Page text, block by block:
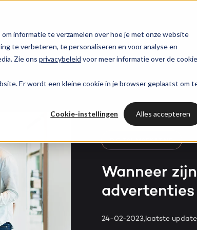
informatie te verzamelen over hoe je met onze website
te verbeteren, te personaliseren en voor analyse en
Zie ons privacybeleid voor meer informatie over de
Er wordt een kleine cookie in je browser geplaatst om
Cookie-instellingen Alles accepteren
HubSpot websites
Modules & templates
Growth-driven design
HubSpot partner
Awards
Gratis
HUBSPOT NIEUWSBRIEF
Op de hoogte
HubSpot nieuws?
Schrijf je nu in!
HubSpot integraties
HubSpot trainingen
Branches
WELKOM BIJ BRIGHT
Inspiratie
LAAT JE INSPIREREN
HubSpot
Could not loads
DIGITAL MARKETING
Wanneer
24-02-2023,laatste